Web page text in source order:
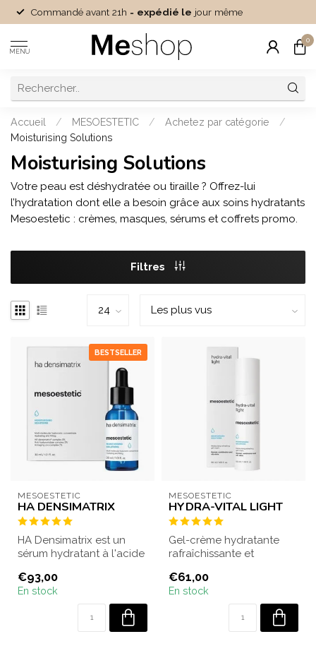
Commandé avant 21h = expédié le jour même
MENU
0
Accueil / MESOESTETIC / Achetez par catégorie
/
Moisturising Solutions
Moisturising Solutions
Votre peau est déshydratée ou tiraille ? Offrez-lui
l’hydratation dont elle a besoin grâce aux soins hydratants
Mesoestetic : crèmes, masques, sérums et coffrets promo.
Filtres
BESTSELLER
MESOESTETIC
HA DENSIMATRIX
HA Densimatrix est un
sérum hydratant à l'acide
gel lég...
€93,00
En stock
MESOESTETIC
HYDRA-VITAL LIGHT
Gel-crème hydratante
rafraîchissante et
hydratation à c...
€61,00
En stock